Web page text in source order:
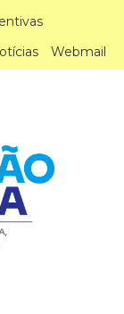
Webmail